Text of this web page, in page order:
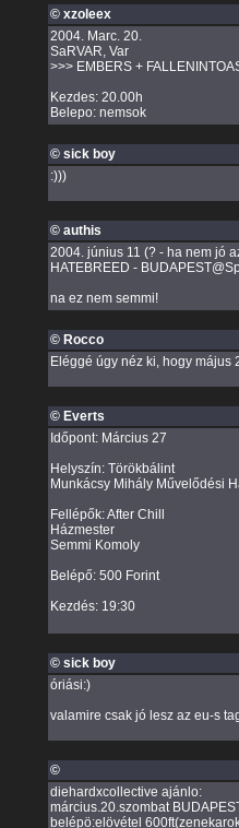
© xzoleex
2004. Marc. 20.
SaRVAR, Var
>>> EMBERS +
Kezdes: 20.00h
Belepo: nemsok
© sick boy
:)))
© authis
2004. június 11 (? - ha nem jó
HATEBREED -
na ez nem semmi!
© Rocco
Eléggé úgy néz ki, hogy május
© Everts
Időpont: Március 27
Helyszín: Törökbálint
Munkácsy Mihály Művelődési
Fellépők: After Chill
Házmester
Semmi Komoly
Belépő: 500 Forint
Kezdés: 19:30
© sick boy
óriási:)
valamire csak jó lesz az eu-s
©
diehardxcollective ajánlo:
március.20.szombat
belépö:elövétel